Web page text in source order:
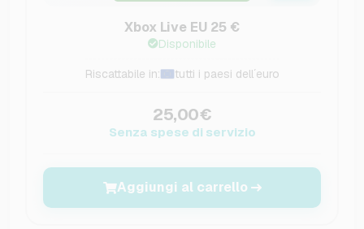
Xbox Live EU 25 €
Disponibile
Riscattabile in: tutti i paesi dell´euro
25,00€
Senza spese di servizio
Aggiungi al carrello